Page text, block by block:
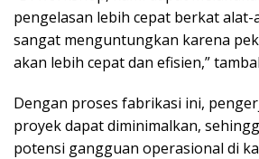
pengelasan lebih cepat berkat alat-
sangat menguntungkan karena
akan lebih cepat dan efisien,”
Dengan proses fabrikasi ini,
proyek dapat diminimalkan,
potensi gangguan operasional di